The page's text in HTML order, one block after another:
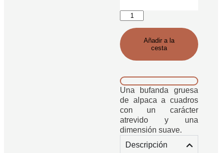
Añadir a la
cesta
Una bufanda gruesa
de alpaca a cuadros
con un carácter
atrevido y una
dimensión suave.
Descripción